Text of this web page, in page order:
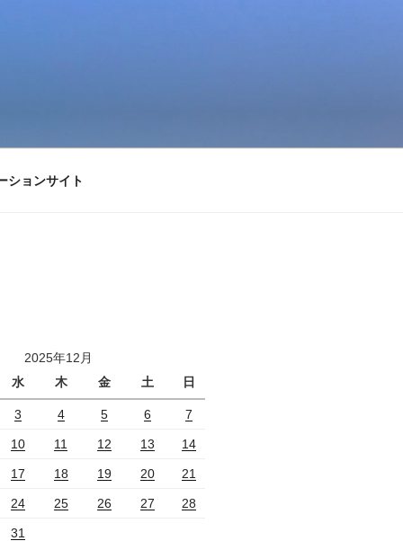
ションサイト
2025年12月
水
木 金 土 日
3 4 5 6 7
10 11 12 13 14
17 18 19 20 21
24 25 26 27 28
31